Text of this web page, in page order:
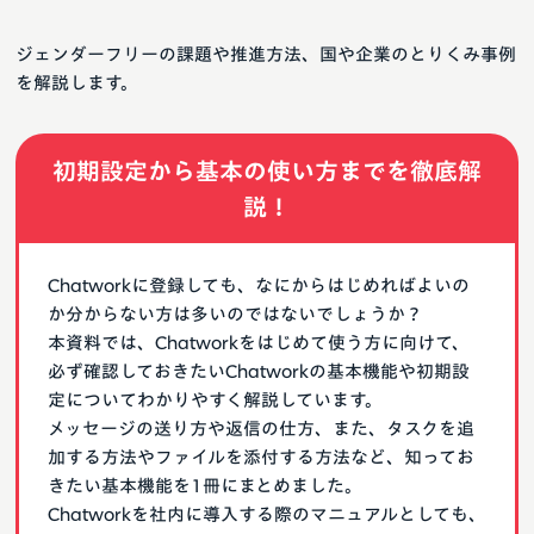
ジェンダーフリーの課題や推進方法、国や企業のとりくみ事例
を解説します。
初期設定から基本の使い方までを徹底解
説！
Chatworkに登録しても、なにからはじめればよいの
か分からない方は多いのではないでしょうか？
本資料では、Chatworkをはじめて使う方に向けて、
必ず確認しておきたいChatworkの基本機能や初期設
定についてわかりやすく解説しています。
メッセージの送り方や返信の仕方、また、タスクを追
加する方法やファイルを添付する方法など、知ってお
きたい基本機能を1冊にまとめました。
Chatworkを社内に導入する際のマニュアルとしても、